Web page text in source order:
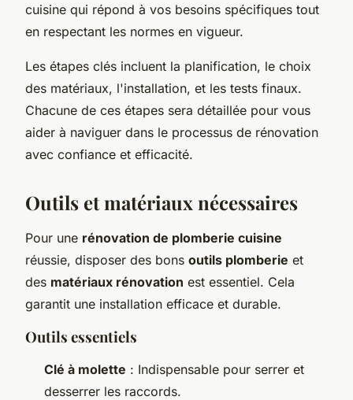
cuisine qui répond à vos besoins spécifiques tout
en respectant les normes en vigueur.
Les étapes clés incluent la planification, le choix
des matériaux, l'installation, et les tests finaux.
Chacune de ces étapes sera détaillée pour vous
aider à naviguer dans le processus de rénovation
avec confiance et efficacité.
Outils et matériaux nécessaires
Pour une rénovation de plomberie cuisine
réussie, disposer des bons outils plomberie et
des matériaux rénovation est essentiel. Cela
garantit une installation efficace et durable.
Outils essentiels
Clé à molette : Indispensable pour serrer et
desserrer les raccords.